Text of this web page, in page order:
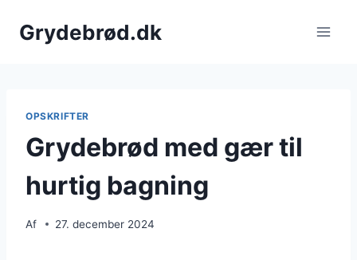
Grydebrød.dk
OPSKRIFTER
Grydebrød med gær til
hurtig bagning
Af 27. december 2024